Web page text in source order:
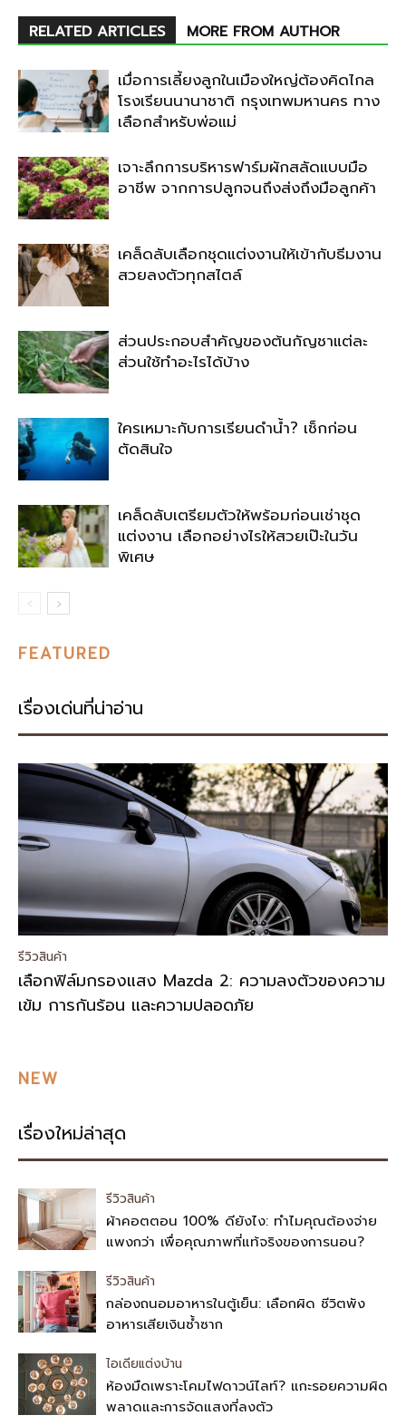
RELATED ARTICLES MORE FROM AUTHOR
เมื่อการเลี้ยงลูกในเมืองใหญ่ต้องคิดไกล
โรงเรียนนานาชาติ กรุงเทพมหานคร ทาง
เลือกสำหรับพ่อแม่
เจาะลึกการบริหารฟาร์มผักสลัดแบบมือ
อาชีพ จากการปลูกจนถึงส่งถึงมือลูกค้า
เคล็ดลับเลือกชุดแต่งงานให้เข้ากับธีมงาน
สวยลงตัวทุกสไตล์
ส่วนประกอบสำคัญของต้นกัญชาแต่ละ
ส่วนใช้ทำอะไรได้บ้าง
ใครเหมาะกับการเรียนดำน้ำ? เช็กก่อน
ตัดสินใจ
เคล็ดลับเตรียมตัวให้พร้อมก่อนเช่าชุด
แต่งงาน เลือกอย่างไรให้สวยเป๊ะในวัน
พิเศษ
FEATURED
เรื่องเด่นที่น่าอ่าน
รีวิวสินค้า
เลือกฟิล์มกรองแสง Mazda 2: ความลงตัวของความ
เข้ม การกันร้อน และความปลอดภัย
NEW
เรื่องใหม่ล่าสุด
รีวิวสินค้า
ผ้าคอตตอน 100% ดียังไง: ทำไมคุณต้องจ่าย
แพงกว่า เพื่อคุณภาพที่แท้จริงของการนอน?
รีวิวสินค้า
กล่องถนอมอาหารในตู้เย็น: เลือกผิด ชีวิตพัง
อาหารเสียเงินซ้ำซาก
ไอเดียแต่งบ้าน
ห้องมืดเพราะโคมไฟดาวน์ไลท์? แกะรอยความผิด
พลาดและการจัดแสงที่ลงตัว